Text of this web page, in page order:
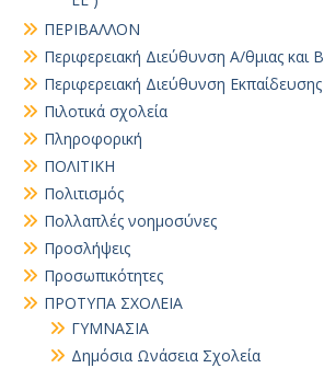
ΠΕΡΙΒΑΛΛΟΝ
Περιφερειακή Διεύθυνση Α/θμιας και
Περιφερειακή Διεύθυνση Εκπαίδευσης
Πιλοτικά σχολεία
Πληροφορική
ΠΟΛΙΤΙΚΗ
Πολιτισμός
Πολλαπλές νοημοσύνες
Προσλήψεις
Προσωπικότητες
ΠΡΟΤΥΠΑ ΣΧΟΛΕΙΑ
ΓΥΜΝΑΣΙΑ
Δημόσια Ωνάσεια Σχολεία